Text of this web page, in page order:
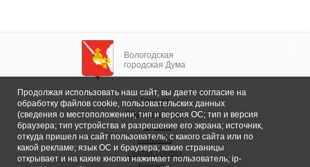
Вологодская
городская Дума
Главная
Общие сведения
Депутаты
Комитеты
График приема
Продолжая использовать наш сайт, вы даете согласие на
обработку файлов cookie, пользовательских данных
(сведения о местоположении; тип и версия ОС; тип и версия
браузера; тип устройства и разрешение его экрана; источник,
откуда пришел на сайт пользователь; с какого сайта или по
какой рекламе; язык ОС и браузера; какие страницы
открывает и на какие кнопки нажимает пользователь; ip-